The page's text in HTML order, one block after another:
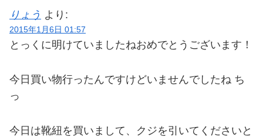
りょう より:
2015年1月6日 01:57
とっくに明けていましたねおめでとうございます！
今日買い物行ったんですけどいませんでしたね ち
っ
今日は靴紐を買いまして、クジを引いてくださいと